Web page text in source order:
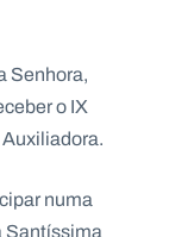
Senhora,
o IX
numa
Santíssima